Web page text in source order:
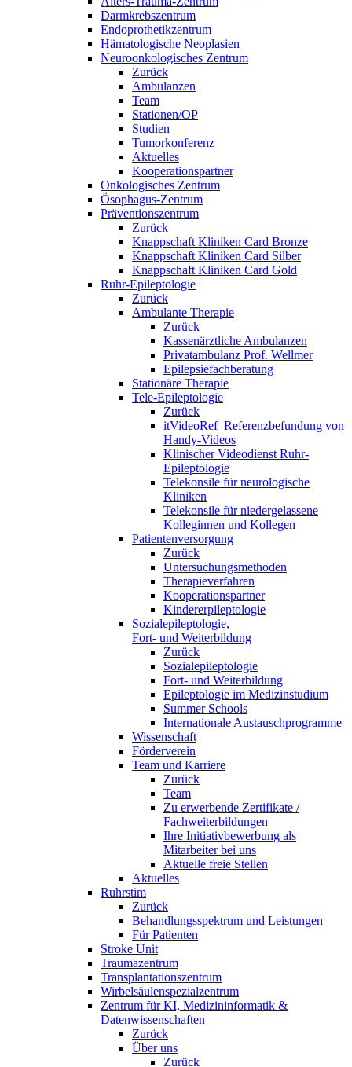
Darmkrebszentrum
Endoprothetikzentrum
Hämatologische Neoplasien
Neuroonkologisches Zentrum
Zurück
Ambulanzen
Team
Stationen/OP
Studien
Tumorkonferenz
Aktuelles
Kooperationspartner
Onkologisches Zentrum
Ösophagus-Zentrum
Präventionszentrum
Zurück
Knappschaft Kliniken Card Bronze
Knappschaft Kliniken Card Silber
Knappschaft Kliniken Card Gold
Ruhr-Epileptologie
Zurück
Ambulante Therapie
Zurück
Kassenärztliche Ambulanzen
Privatambulanz Prof. Wellmer
Epilepsiefachberatung
Stationäre Therapie
Tele-Epileptologie
Zurück
itVideoRef_Referenzbefundung von
Handy-Videos
Klinischer Videodienst Ruhr-
Epileptologie
Telekonsile für neurologische
Kliniken
Telekonsile für niedergelassene
Kolleginnen und Kollegen
Patientenversorgung
Zurück
Untersuchungsmethoden
Therapieverfahren
Kooperationspartner
Kindererpileptologie
Sozialepileptologie,
Fort- und Weiterbildung
Zurück
Sozialepileptologie
Fort- und Weiterbildung
Epileptologie im Medizinstudium
Summer Schools
Internationale Austauschprogramme
Wissenschaft
Förderverein
Team und Karriere
Zurück
Team
Zu erwerbende Zertifikate /
Fachweiterbildungen
Ihre Initiativbewerbung als
Mitarbeiter bei uns
Aktuelle freie Stellen
Aktuelles
Ruhrstim
Zurück
Behandlungsspektrum und Leistungen
Für Patienten
Stroke Unit
Traumazentrum
Transplantationszentrum
Wirbelsäulenspezialzentrum
Zentrum für KI, Medizininformatik &
Datenwissenschaften
Zurück
Über uns
Zurück